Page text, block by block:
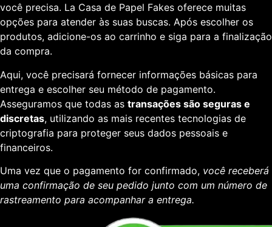
você precisa. La Casa de Papel Fakes oferece muitas
opções para atender às suas buscas. Após escolher os
produtos, adicione-os ao carrinho e siga para a finalização
da compra.
Aqui, você precisará fornecer informações básicas para
entrega e escolher seu método de pagamento.
Asseguramos que todas as transações são seguras e
discretas, utilizando as mais recentes tecnologias de
criptografia para proteger seus dados pessoais e
financeiros.
Uma vez que o pagamento for confirmado, você receberá
uma confirmação de seu pedido junto com um número de
rastreamento para acompanhar a entrega.